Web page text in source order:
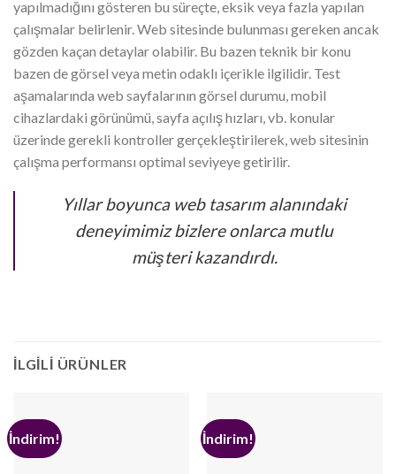
yapılmadığını gösteren bu süreçte, eksik veya fazla yapılan
çalışmalar belirlenir. Web sitesinde bulunması gereken ancak
gözden kaçan detaylar olabilir. Bu bazen teknik bir konu
bazen de görsel veya metin odaklı içerikle ilgilidir. Test
aşamalarında web sayfalarının görsel durumu, mobil
cihazlardaki görünümü, sayfa açılış hızları, vb. konular
üzerinde gerekli kontroller gerçekleştirilerek, web sitesinin
çalışma performansı optimal seviyeye getirilir.
Yıllar boyunca web tasarım alanındaki
deneyimimiz bizlere onlarca mutlu
müşteri kazandırdı.
İLGILI ÜRÜNLER
İndirim! İndirim!